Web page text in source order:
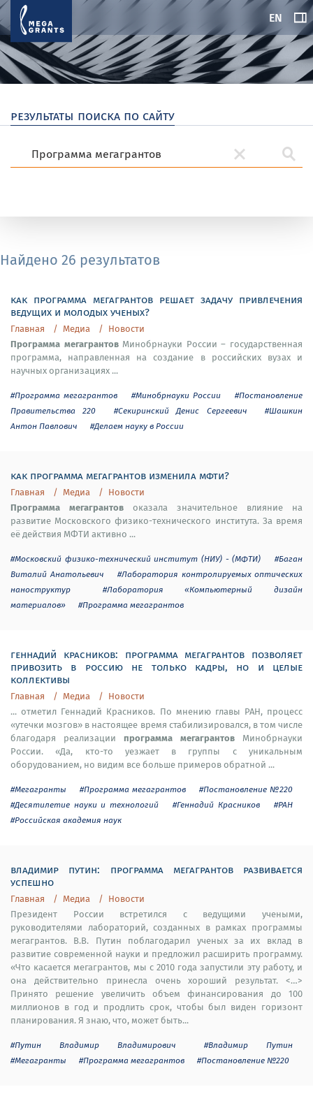
EN
результаты поиска по сайту
Найдено 26 результатов
как программа мегагрантов решает задачу привлечения
ведущих и молодых ученых?
Главная Медиа Новости
Программа мегагрантовМинобрнауки России – государственная
программа, направленная на создание в российских вузах и
научных организациях ...
#Программа мегагрантов #Минобрнауки России
#Постановление
Правительства 220
#Секиринский Денис Сергеевич
#Шашкин
Антон Павлович
#Делаем науку в России
как программа мегагрантов изменила мфти?
Главная Медиа Новости
Программа мегагрантов оказала значительное влияние на
развитие Московского физико-технического института. За время
её действия МФТИ активно ...
#Московский физико-технический институт (НИУ) - (МФТИ)
#Баган
Виталий Анатольевич
#Лаборатория контролируемых оптических
наноструктур
#Лаборатория «Компьютерный дизайн
материалов»
#Программа мегагрантов
геннадий красников: программа мегагрантов позволяет
привозить в россию не только кадры, но и целые
коллективы
Главная Медиа
Новости
... отметил Геннадий Красников. По мнению главы РАН, процесс
«утечки мозгов» в настоящее время стабилизировался, в том числе
благодаря реализации программа мегагрантов Минобрнауки
России. «Да, кто-то уезжает в группы с уникальным
оборудованием, но видим все больше примеров обратной ...
#Мегагранты #Программа мегагрантов
#Постановление №220
#Десятилетие науки и технологий
#Геннадий Красников
#РАН
#Российская академия наук
владимир путин: программа мегагрантов развивается
успешно
Главная Медиа
Новости
Президент России встретился с ведущими учеными,
руководителями лабораторий, созданных в рамках программы
мегагрантов. В.В. Путин поблагодарил ученых за их вклад в
развитие современной науки и предложил расширить программу.
«Что касается мегагрантов, мы с 2010 года запустили эту работу, и
она действительно принесла очень хороший результат. <…>
Принято решение увеличить объем финансирования до 100
миллионов в год и продлить срок, чтобы был виден горизонт
планирования. Я знаю, что, может быть...
#Путин Владимир Владимирович
#Владимир Путин
#Мегагранты
#Программа мегагрантов #Постановление №220